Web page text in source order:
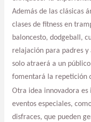
Además de las clásicas
clases de fitness en
baloncesto, dodgeball,
relajación para padres
solo atraerá a un
fomentará la repetición
Otra idea innovadora
eventos especiales,
disfraces, que pueden